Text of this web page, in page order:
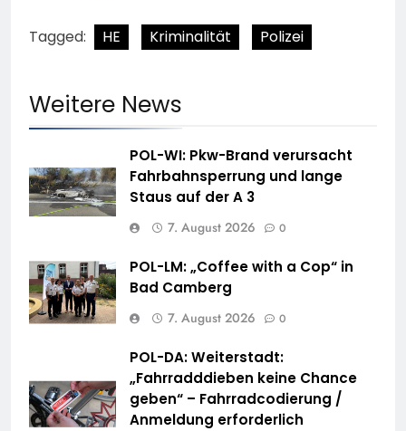
Tagged: HE Kriminalität Polizei
Weitere News
POL-WI: Pkw-Brand verursacht
Fahrbahnsperrung und lange
Staus auf der A 3
7. August 2026 0
POL-LM: „Coffee with a Cop“ in
Bad Camberg
7. August 2026 0
POL-DA: Weiterstadt:
„Fahrradddieben keine Chance
geben“ – Fahrradcodierung /
Anmeldung erforderlich